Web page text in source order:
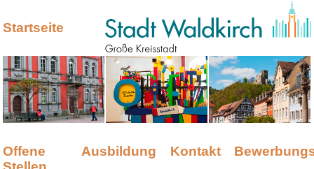
Startseite
Offene
Ausbildung Kontakt